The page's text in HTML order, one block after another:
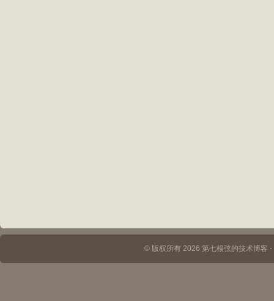
© 版权所有 2026 第七根弦的技术博客